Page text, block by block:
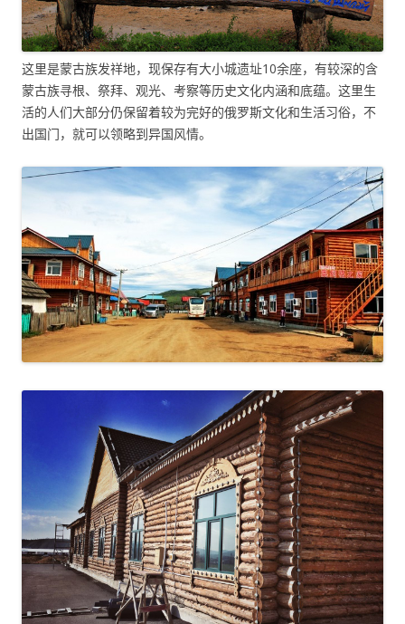
这里是蒙古族发祥地，现保存有大小城遗址10余座，有较深的含
蒙古族寻根、祭拜、观光、考察等历史文化内涵和底蕴。这里生
活的人们大部分仍保留着较为完好的俄罗斯文化和生活习俗，不
出国门，就可以领略到异国风情。